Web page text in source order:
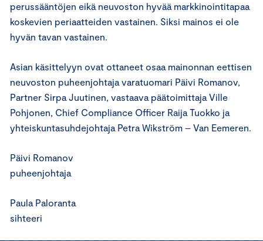
perussääntöjen eikä neuvoston hyvää markkinointitapaa
koskevien periaatteiden vastainen. Siksi mainos ei ole
hyvän tavan vastainen.
Asian käsittelyyn ovat ottaneet osaa mainonnan eettisen
neuvoston puheenjohtaja varatuomari Päivi Romanov,
Partner Sirpa Juutinen, vastaava päätoimittaja Ville
Pohjonen, Chief Compliance Officer Raija Tuokko ja
yhteiskuntasuhdejohtaja Petra Wikström – Van Eemeren.
Päivi Romanov
puheenjohtaja
Paula Paloranta
sihteeri